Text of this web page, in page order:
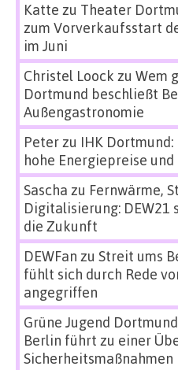
Katte zu Theater
zum Vorverkaufsstart
im Juni
Christel Loock zu Wem
Dortmund beschließt
Außengastronomie
Peterzu IHK
hohe Energiepreise
Sascha zu Fernwärme,
Digitalisierung:
die Zukunft
DEWFan zu Streit ums
fühlt sich durch Rede
angegriffen
Grüne Jugend
Berlin führt zu einer
Sicherheitsmaßnahmen